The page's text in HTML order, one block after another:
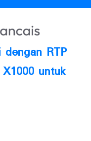
RTP
untuk